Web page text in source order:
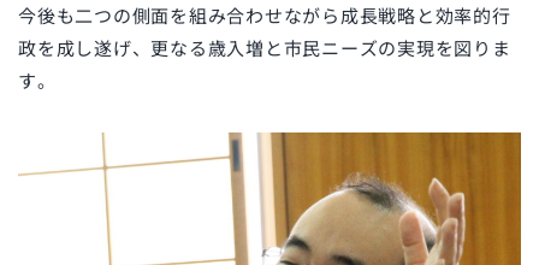
今後も二つの側面を組み合わせながら成長戦略と効率的行
政を成し遂げ、更なる歳入増と市民ニーズの実現を図りま
す。